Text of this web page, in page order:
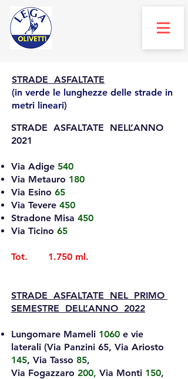
STRADE ASFALTATE
(in verde le lunghezze delle strade in
metri lineari)
STRADE ASFALTATE NELL’ANNO
2021
Via Adige 540
Via Metauro 180
Via Esino 65
Via Tevere 450
Stradone Misa 450
Via Ticino 65
Tot. 1.750 ml.
STRADE ASFALTATE NEL PRIMO
SEMESTRE DELL’ANNO 2022
Lungomare Mameli 1060 e vie
laterali (Via Panzini 65, Via Ariosto
145, Via Tasso 85,
Via Fogazzaro 200, Via Monti 150,